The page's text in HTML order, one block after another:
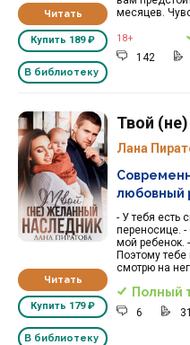
Читать
Купить 189 ₽
В библиотеку
месяцев.
18+
142
Читать
Купить 179 ₽
В библиотеку
Твой
Лана
- У тебя есть
переносице.
мой ребенок.
Поэтому тебе
смотрю на
любовный
Полный
6